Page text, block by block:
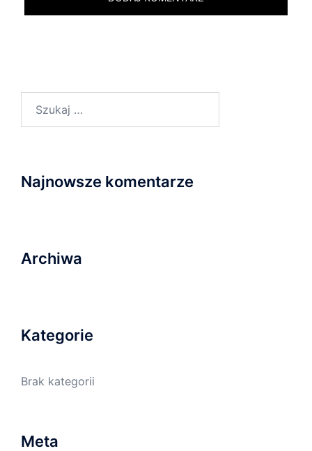
Najnowsze komentarze
Archiwa
Kategorie
Brak kategorii
Meta